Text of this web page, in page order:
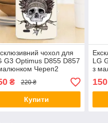
чохол для
G3 Optimus D855 D857
Череп2
₴ 220 ₴
Купити
LG
з
150